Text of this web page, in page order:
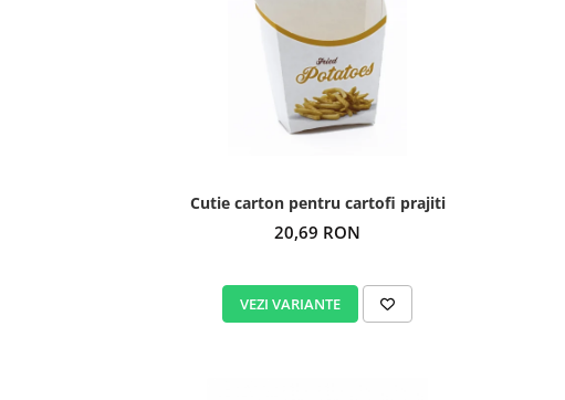
Cutie carton pentru cartofi prajiti
20,69 RON
VEZI VARIANTE